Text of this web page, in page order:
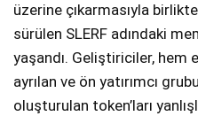
üzerine çıkarmasıyla
sürülen SLERF adındaki
yaşandı. Geliştiriciler, hem
ayrılan ve ön yatırımcı
oluşturulan token’ları